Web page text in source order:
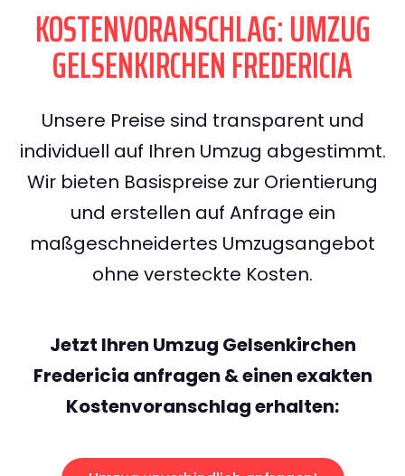
KOSTENVORANSCHLAG: UMZUG
GELSENKIRCHEN FREDERICIA
Unsere Preise sind transparent und
individuell auf Ihren Umzug abgestimmt.
Wir bieten Basispreise zur Orientierung
und erstellen auf Anfrage ein
maßgeschneidertes Umzugsangebot
ohne versteckte Kosten.
Jetzt Ihren Umzug Gelsenkirchen
Fredericia anfragen & einen exakten
Kostenvoranschlag erhalten: